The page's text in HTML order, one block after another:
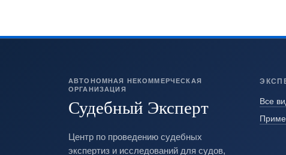
АВТОНОМНАЯ НЕКОММЕРЧЕСКАЯ
ОРГАНИЗАЦИЯ
Судебный Эксперт
Центр по проведению судебных
экспертиз и исследований для судов,
Все